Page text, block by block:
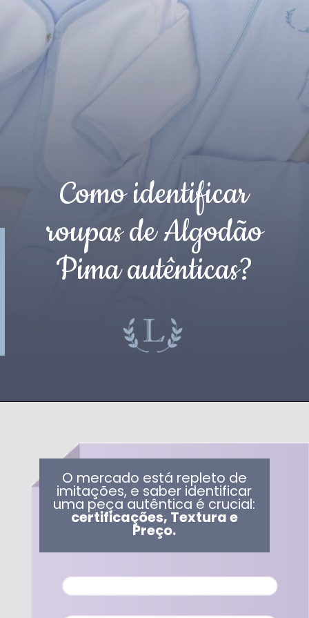
Como identificar
roupas de Algodão
Pima autênticas?
O mercado está repleto de
imitações, e saber identificar
uma peça autêntica é crucial:
certificações, Textura e
Preço.